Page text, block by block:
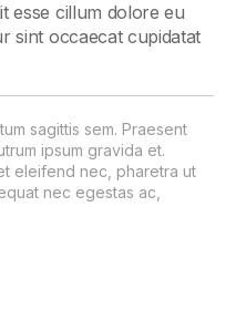
esse cillum dolore eu
sint occaecat cupidatat
sagittis sem. Praesent
ipsum gravida et.
eleifend nec, pharetra ut
nec egestas ac,